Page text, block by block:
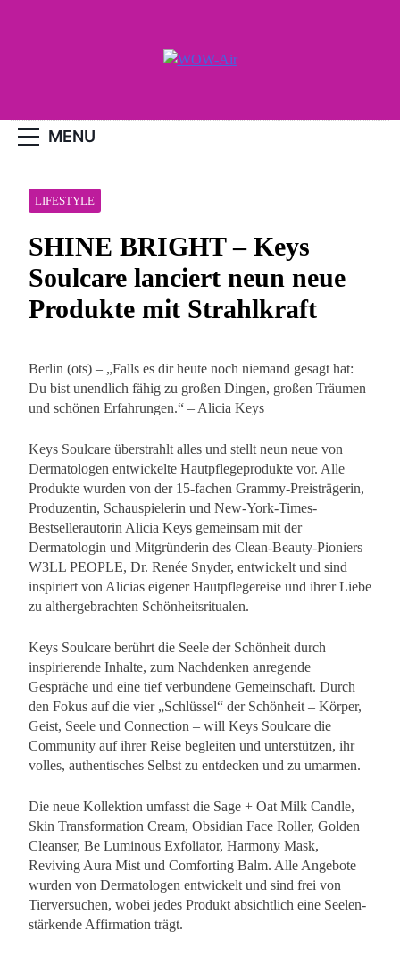
MENU
LIFESTYLE
SHINE BRIGHT – Keys
Soulcare lanciert neun neue
Produkte mit Strahlkraft
Berlin (ots) – „Falls es dir heute noch niemand gesagt hat:
Du bist unendlich fähig zu großen Dingen, großen Träumen
und schönen Erfahrungen.“ – Alicia Keys
Keys Soulcare überstrahlt alles und stellt neun neue von
Dermatologen entwickelte Hautpflegeprodukte vor. Alle
Produkte wurden von der 15-fachen Grammy-Preisträgerin,
Produzentin, Schauspielerin und New-York-Times-
Bestsellerautorin Alicia Keys gemeinsam mit der
Dermatologin und Mitgründerin des Clean-Beauty-Pioniers
W3LL PEOPLE, Dr. Renée Snyder, entwickelt und sind
inspiriert von Alicias eigener Hautpflegereise und ihrer Liebe
zu althergebrachten Schönheitsritualen.
Keys Soulcare berührt die Seele der Schönheit durch
inspirierende Inhalte, zum Nachdenken anregende
Gespräche und eine tief verbundene Gemeinschaft. Durch
den Fokus auf die vier „Schlüssel“ der Schönheit – Körper,
Geist, Seele und Connection – will Keys Soulcare die
Community auf ihrer Reise begleiten und unterstützen, ihr
volles, authentisches Selbst zu entdecken und zu umarmen.
Die neue Kollektion umfasst die Sage + Oat Milk Candle,
Skin Transformation Cream, Obsidian Face Roller, Golden
Cleanser, Be Luminous Exfoliator, Harmony Mask,
Reviving Aura Mist und Comforting Balm. Alle Angebote
wurden von Dermatologen entwickelt und sind frei von
Tierversuchen, wobei jedes Produkt absichtlich eine Seelen-
stärkende Affirmation trägt.